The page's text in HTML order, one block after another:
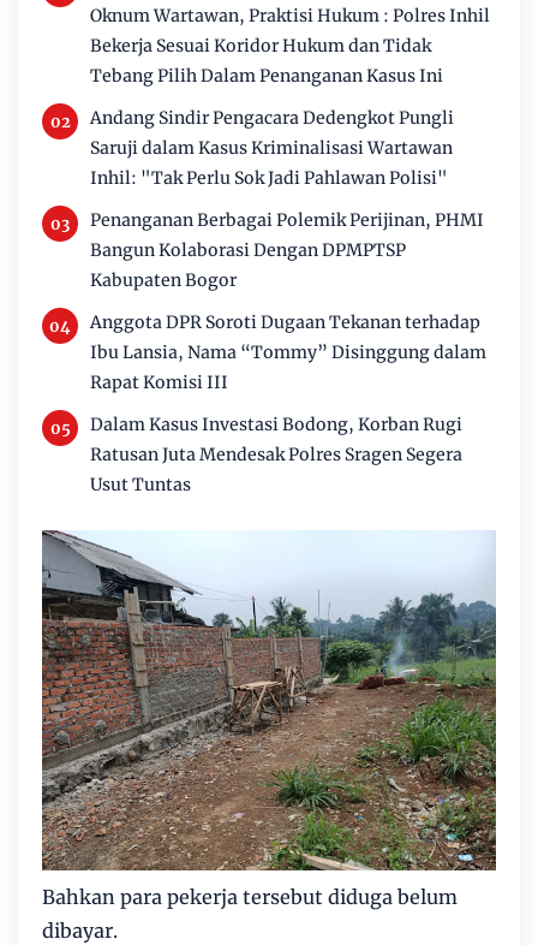
Oknum Wartawan, Praktisi Hukum : Polres Inhil
Bekerja Sesuai Koridor Hukum dan Tidak
Tebang Pilih Dalam Penanganan Kasus Ini
Andang Sindir Pengacara Dedengkot Pungli
Saruji dalam Kasus Kriminalisasi Wartawan
Inhil: "Tak Perlu Sok Jadi Pahlawan Polisi"
Penanganan Berbagai Polemik Perijinan, PHMI
Bangun Kolaborasi Dengan DPMPTSP
Kabupaten Bogor
Anggota DPR Soroti Dugaan Tekanan terhadap
Ibu Lansia, Nama “Tommy” Disinggung dalam
Rapat Komisi III
Dalam Kasus Investasi Bodong, Korban Rugi
Ratusan Juta Mendesak Polres Sragen Segera
Usut Tuntas
Bahkan para pekerja tersebut diduga belum
dibayar.